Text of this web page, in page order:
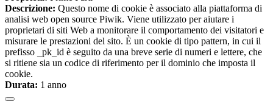
Descrizione: Questo nome di cookie è associato alla piattaforma di
analisi web open source Piwik. Viene utilizzato per aiutare i
proprietari di siti Web a monitorare il comportamento dei visitatori e
misurare le prestazioni del sito. È un cookie di tipo pattern, in cui il
prefisso _pk_id è seguito da una breve serie di numeri e lettere, che
si ritiene sia un codice di riferimento per il dominio che imposta il
cookie.
Durata: 1 anno